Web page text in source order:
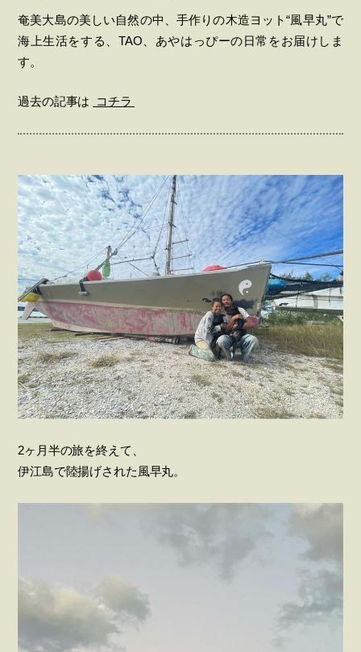
奄美大島の美しい自然の中、手作りの木造ヨット“風早丸”で
海上生活をする、TAO、あやはっぴーの日常をお届けしま
す。
過去の記事は コチラ
2ヶ月半の旅を終えて、
伊江島で陸揚げされた風早丸。